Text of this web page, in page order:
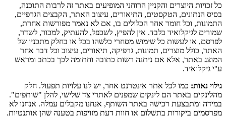
כל זכויות היוצרים והקניין הרוחני המופיעים באתר זה לרבות התוכנה,
בסיס הנתונים, הטקסטים, התיאורים, עיצוב האתר, הקבצים הגרפיים,
התמונות, וכל חומר אחר הכלולים בו, אם לא נאמר מפורשות אחרת,
שמורים לגיקלואיד בלבד. אין להפיץ, לשכפל, להעתיק, למכור, לשדר,
לפרסם, או לעשות כל שימוש מסחרי כלשהו בכל או בחלק מתכניו של
האתר, כולל מוצרים, תמונות, גרפיקה, תיאורים, עיצוב וכל דבר אחר
המוצג באתר, אלא אם ניתנה רשות כתובה וחתומה לכך בכתב ומראש
ע''י גיקלואיד.
גילוי נאות: כמו לכל אתר אינטרנט אחר, יש לנו עלויות תפעול. חלק
מהלינקים באתר הם לינקים שמפנים לאתרי צד שלישי, להלן "שותפים".
במידה ומתבצעת רכישה באתר השותף, אנחנו מקבלים עמלה. אנחנו לא
מפרסמים ביקורות בתשלום או חוות דעת מזויפות בטענה שהן אותנטיות.